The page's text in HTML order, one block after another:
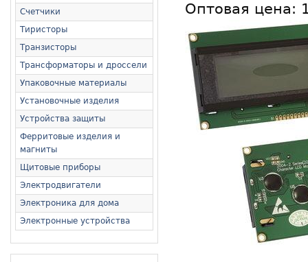
Счетчики
Тиристоры
Транзисторы
Трансформаторы и дроссели
Упаковочные материалы
Установочные изделия
Устройства защиты
Ферритовые изделия и
магниты
Щитовые приборы
Электродвигатели
Электроника для дома
Электронные устройства
Оптовая цена: